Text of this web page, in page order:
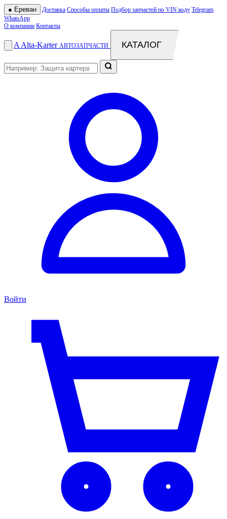
● Ереван Доставка Способы оплаты Подбор запчастей по VIN коду Telegram
WhatsApp
О компании Контакты
A Alta-Karter АВТОЗАПЧАСТИ КАТАЛОГ
Войти